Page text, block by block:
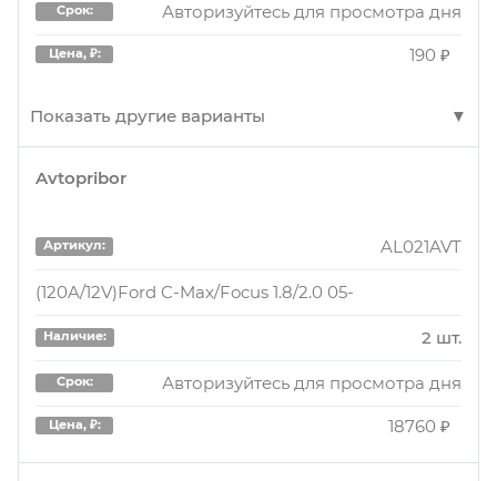
Наличие: 4 шт.
Срок: Авторизуйтесь для просмотра дней
Срок: Авторизуйтесь для просмотра дня
Цена, ₽: 190 ₽
Показать другие варианты
Артикул:
SKODA (Rapid NH3) (1,6) (2012-) ASW
Наличие:
Срок: Авторизуйтесь для просмотра дня
Цена, ₽: 190 ₽
Avtopribor
Артикул: AL021AVT
(120A/12V)Ford C-Max/Focus 1.8/2.0 05-
Наличие: 2 шт.
Срок: Авторизуйтесь для просмотра дня
Цена, ₽: 18760 ₽